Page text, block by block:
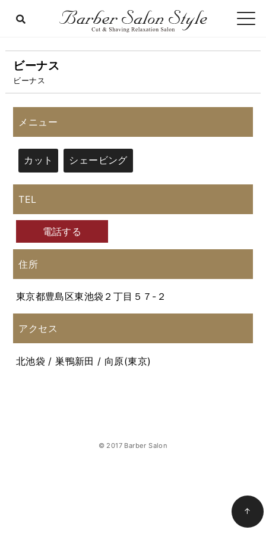
ビーナス
ビーナス
メニュー
カット シェービング
TEL
電話する
住所
東京都豊島区東池袋２丁目５７-２
アクセス
北池袋 / 巣鴨新田 / 向原(東京)
© 2017 Barber Salon
↑